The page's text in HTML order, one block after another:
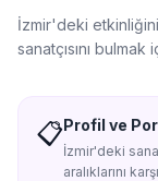
İzmir'deki
sanatçısını
📋Profil ve
İzmir'deki
aralıklarını